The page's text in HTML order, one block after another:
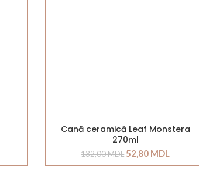
Cană ceramică Leaf Monstera
270ml
132,00MDL 52,80 MDL